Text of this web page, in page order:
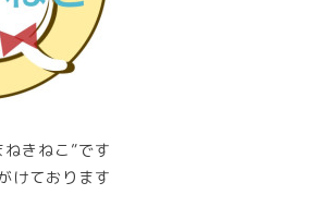
きねこ”です
けております